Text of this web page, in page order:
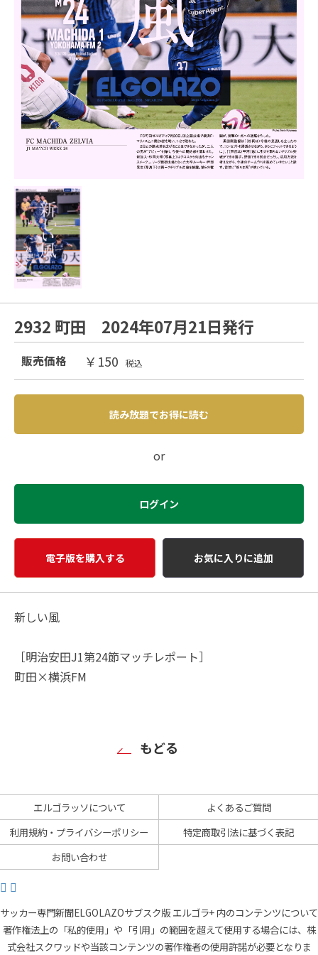
2932 町田 2024年07月21日発行
販売価格 ￥150 税込
読み放題でお得に読む
or
ログイン
電子版を購入する お気に入りに追加
新しい風
［明治安田J1第24節マッチレポート］
町田×横浜FM
もどる
エルゴラッソについて
よくあるご質問
利用規約・プライバシーポリシー
特定商取引法に基づく表記
お問い合わせ
サッカー専門新聞ELGOLAZOサブスク版 エルゴラ+ 内のコンテンツについて
著作権法上の「私的使用」や「引用」の範囲を超えて使用する場合には、株
式会社スクワッドや当該コンテンツの著作権者の使用許諾が必要となりま